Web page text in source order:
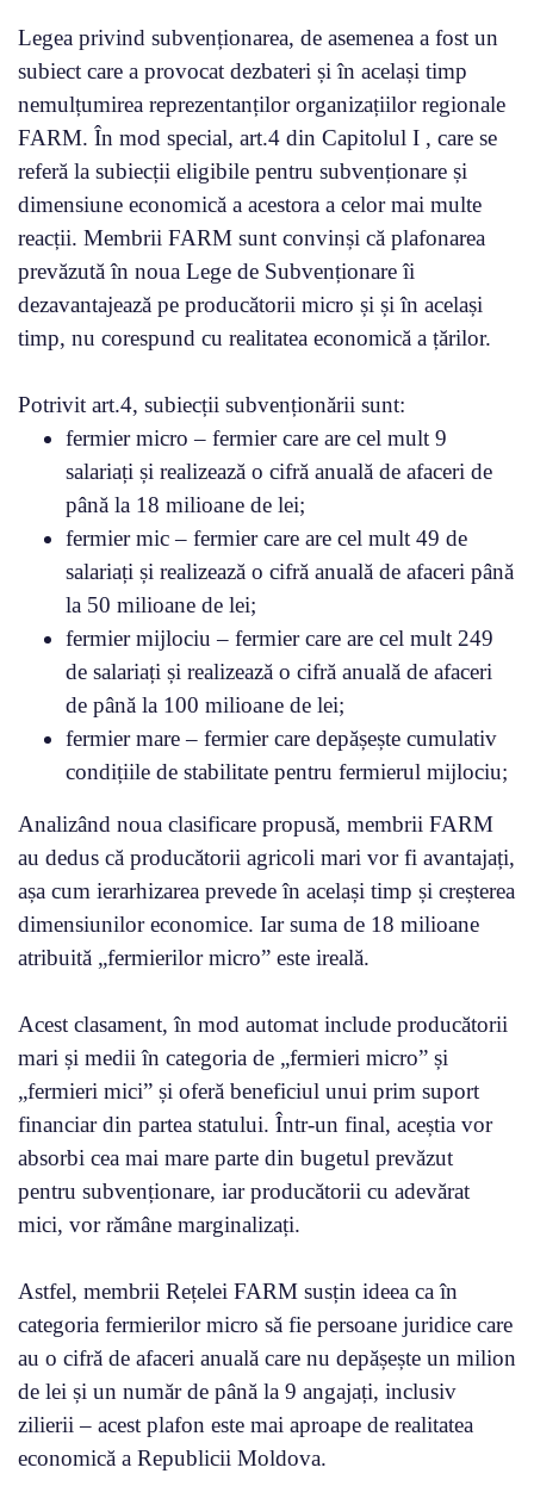
Legea privind subvenționarea, de asemenea a fost un
subiect care a provocat dezbateri și în același timp
nemulțumirea reprezentanților organizațiilor regionale
FARM. În mod special, art.4 din Capitolul I , care se
referă la subiecții eligibile pentru subvenționare și
dimensiune economică a acestora a celor mai multe
reacții. Membrii FARM sunt convinși că plafonarea
prevăzută în noua Lege de Subvenționare îi
dezavantajează pe producătorii micro și și în același
timp, nu corespund cu realitatea economică a țărilor.
Potrivit art.4, subiecții subvenționării sunt:
fermier micro – fermier care are cel mult 9
salariați și realizează o cifră anuală de afaceri de
până la 18 milioane de lei;
fermier mic – fermier care are cel mult 49 de
salariați și realizează o cifră anuală de afaceri până
la 50 milioane de lei;
fermier mijlociu – fermier care are cel mult 249
de salariați și realizează o cifră anuală de afaceri
de până la 100 milioane de lei;
fermier mare – fermier care depășește cumulativ
condițiile de stabilitate pentru fermierul mijlociu;
Analizând noua clasificare propusă, membrii FARM
au dedus că producătorii agricoli mari vor fi avantajați,
așa cum ierarhizarea prevede în același timp și creșterea
dimensiunilor economice. Iar suma de 18 milioane
atribuită „fermierilor micro” este ireală.
Acest clasament, în mod automat include producătorii
mari și medii în categoria de „fermieri micro” și
„fermieri mici” și oferă beneficiul unui prim suport
financiar din partea statului. Într-un final, aceștia vor
absorbi cea mai mare parte din bugetul prevăzut
pentru subvenționare, iar producătorii cu adevărat
mici, vor rămâne marginalizați.
Astfel, membrii Rețelei FARM susțin ideea ca în
categoria fermierilor micro să fie persoane juridice care
au o cifră de afaceri anuală care nu depășește un milion
de lei și un număr de până la 9 angajați, inclusiv
zilierii – acest plafon este mai aproape de realitatea
economică a Republicii Moldova.